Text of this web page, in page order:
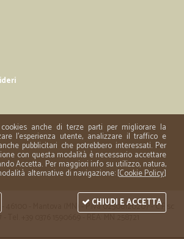
- 46100 - Mantova (MN) - P.iva 02508120207 - C.Fisc
+39 0376 1590669 - REA: MN 258721
anche di terze parti per migliorare la
l'esperienza utente, analizzare il traffico e
pubblicitari che potrebbero interessati. Per
con questa modalità è necessario accettare
Accetta. Per maggiori info su utilizzo, natura,
alternative di navigazione: [Cookie Policy]
CHIUDI E ACCETTA